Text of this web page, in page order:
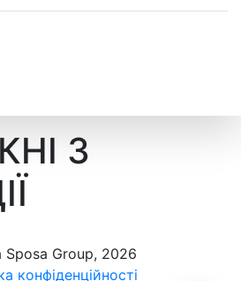
З
Group, 2026
конфіденційності